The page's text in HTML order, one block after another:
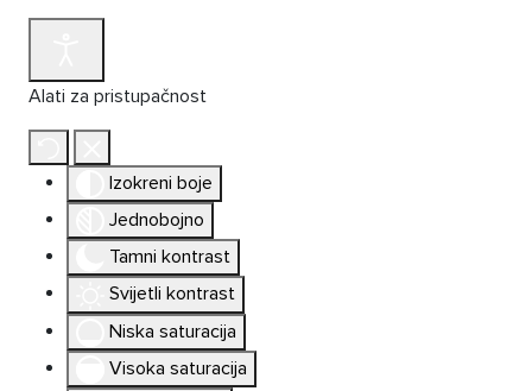
Alati za pristupačnost
Izokreni boje
Jednobojno
Tamni kontrast
Svijetli kontrast
Niska saturacija
Visoka saturacija